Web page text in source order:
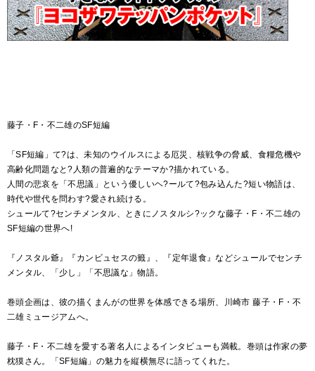
藤子・F・不二雄のSF短編
「SF短編」て?は、未知のウイルスによる厄災、核戦争の脅威、食糧危機や
高齢化問題なと?人類の普遍的なテーマか?描かれている。
人間の悲哀を「不思議」という優しいヘ?ールて?包み込んた?短い物語は、
時代や世代を問わす?愛され続ける。
シュールて?センチメンタル、ときにノスタルシ?ックな藤子・F・不二雄の
SF短編の世界へ!
『ノスタル爺』『カンビュセスの籤』、『定年退食』などシュールでセンチ
メンタル、「少し」「不思議な」物語。
巻頭企画は、彼の描くまんがの世界を体感できる場所、川崎市 藤子・F・不
二雄ミュージアムへ。
藤子・F・不二雄を愛する著名人によるインタビューも満載。巻頭は作家の夢
枕獏さん。「SF短編」の魅力を縦横無尽に語ってくれた。